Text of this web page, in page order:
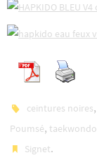
ceintures noires,
Poumsé, taekwondo
Signet.